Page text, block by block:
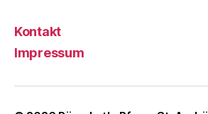
Kontakt
Impressum